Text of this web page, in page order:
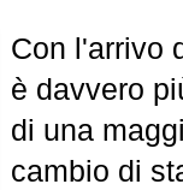
Con l'arrivo
è davvero
di una
cambio di